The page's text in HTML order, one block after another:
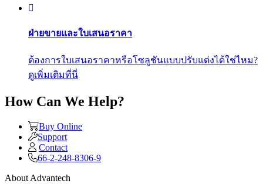
ฝ่ายขายและใบเสนอราคา
ต้องการใบเสนอราคาหรือโซลูชันแบบปรับแต่งได้ใช่ไหม?
ดูเพิ่มเติมที่นี่
How Can We Help?
Buy Online
Support
Contact
66-2-248-8306-9
About Advantech